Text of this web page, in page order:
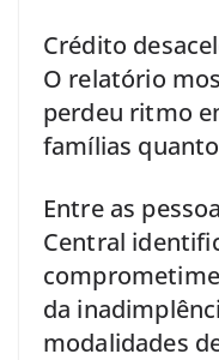
Crédito
O relatório
perdeu ritmo
famílias
Entre as
Central
da
modalidades